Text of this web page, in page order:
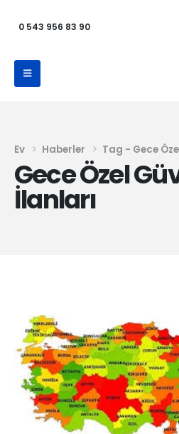
0 543 956 83 90
Ev Haberler Tag - Gece
Gece Özel
İlanları